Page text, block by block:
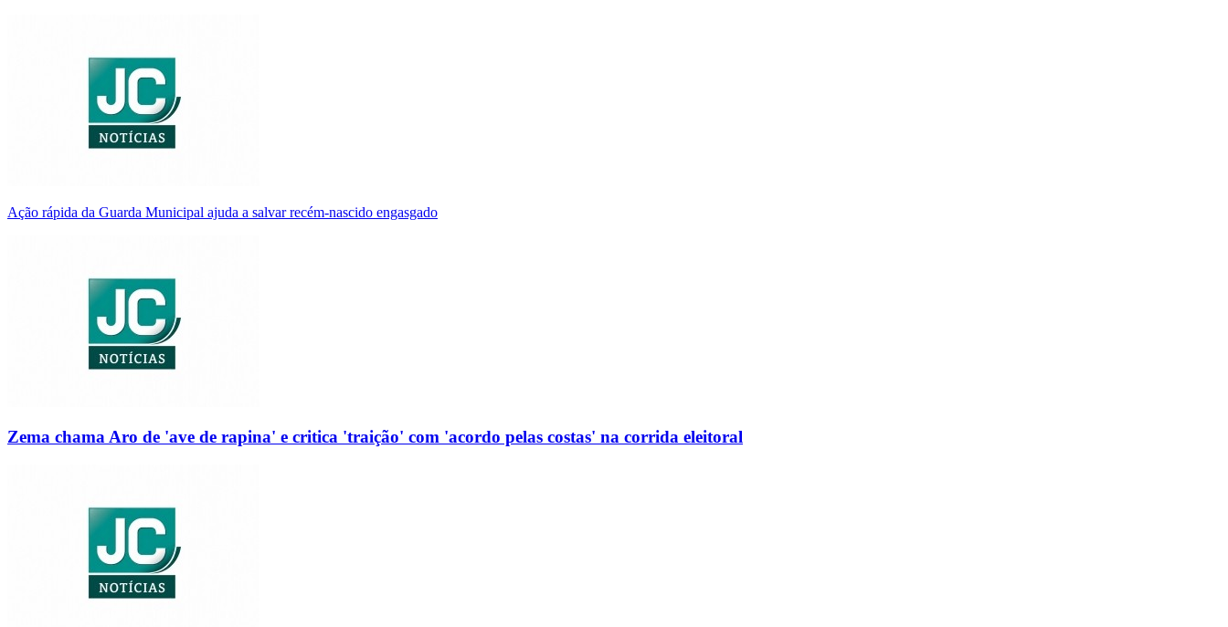
Ação rápida da Guarda Municipal ajuda a salvar recém-nascido engasgado
Zema chama Aro de 'ave de rapina' e critica 'traição' com 'acordo pelas costas' na corrida eleitoral